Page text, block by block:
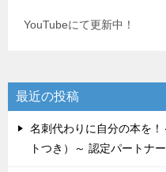
YouTubeにて更新中！
最近の投稿
名刺代わりに自分の本を
トつき）～ 認定パートナ